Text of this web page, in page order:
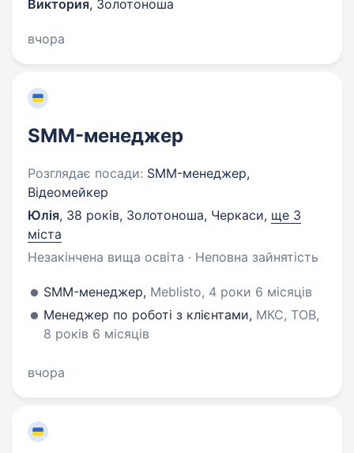
Виктория, Золотоноша
вчора
SMM-менеджер
Розглядає посади: SMM-менеджер,
Відеомейкер
Юлія, 38 років, Золотоноша, Черкаси, ще 3
міста
Незакінчена вища освіта · Неповна зайнятість
SMM-менеджер, Meblisto, 4 роки 6 місяців
Менеджер по роботі з клієнтами, МКС, ТОВ,
8 років 6 місяців
вчора